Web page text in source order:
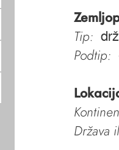
Tip:
Podtip:
Država